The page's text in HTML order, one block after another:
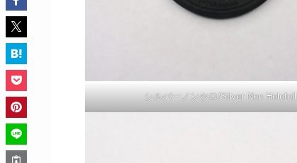
シルバーノンホロ/Silver Non Holofoil